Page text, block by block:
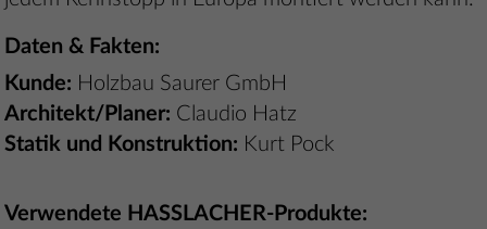
Daten & Fakten:
Kunde: Holzbau Saurer GmbH
Architekt/Planer: Claudio Hatz
Statik und Konstruktion: Kurt Pock
Verwendete HASSLACHER-Produkte: